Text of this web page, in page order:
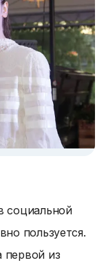
социальной
пользуется.
первой из